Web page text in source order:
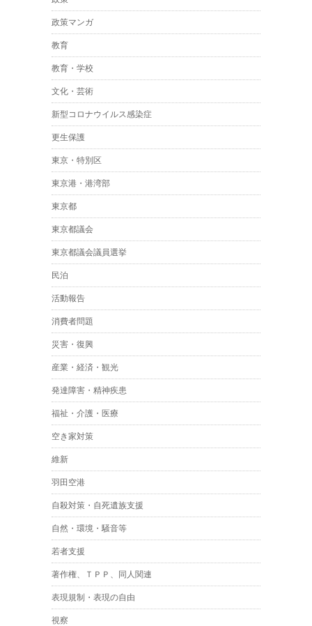
政策マンガ
教育
教育・学校
文化・芸術
新型コロナウイルス感染症
更生保護
東京・特別区
東京港・港湾部
東京都
東京都議会
東京都議会議員選挙
民泊
活動報告
消費者問題
災害・復興
産業・経済・観光
発達障害・精神疾患
福祉・介護・医療
空き家対策
維新
羽田空港
自殺対策・自死遺族支援
自然・環境・騒音等
若者支援
著作権、ＴＰＰ、同人関連
表現規制・表現の自由
視察